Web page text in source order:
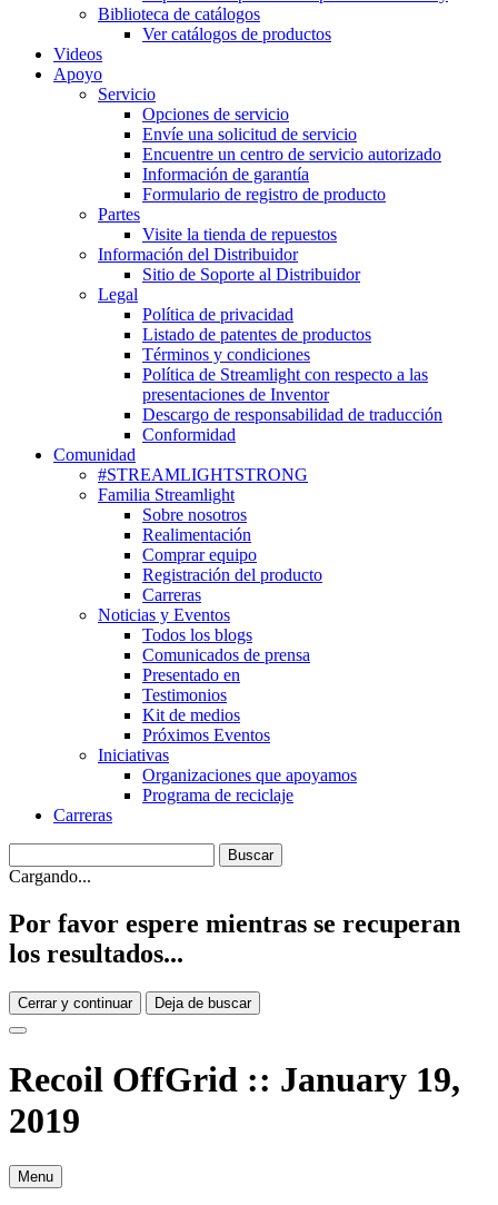
Biblioteca de catálogos
Ver catálogos de productos
Videos
Apoyo
Servicio
Opciones de servicio
Envíe una solicitud de servicio
Encuentre un centro de servicio autorizado
Información de garantía
Formulario de registro de producto
Partes
Visite la tienda de repuestos
Información del Distribuidor
Sitio de Soporte al Distribuidor
Legal
Política de privacidad
Listado de patentes de productos
Términos y condiciones
Política de Streamlight con respecto a las
presentaciones de Inventor
Descargo de responsabilidad de traducción
Conformidad
Comunidad
#STREAMLIGHTSTRONG
Familia Streamlight
Sobre nosotros
Realimentación
Comprar equipo
Registración del producto
Carreras
Noticias y Eventos
Todos los blogs
Comunicados de prensa
Presentado en
Testimonios
Kit de medios
Próximos Eventos
Iniciativas
Organizaciones que apoyamos
Programa de reciclaje
Carreras
Cargando...
Por favor espere mientras se recuperan
los resultados...
Cerrar y continuar Deja de buscar
Recoil OffGrid :: January 19,
2019
Menu